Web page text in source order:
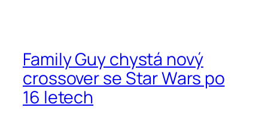
Family Guy chystá nový
crossover se Star Wars po
16 letech